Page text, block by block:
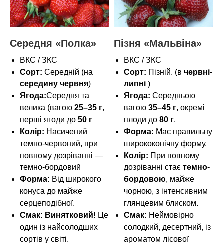
Середня «Полка»
ВКС / ЗКС
Сорт: Середній (на
середину червня)
Ягода:Середня та
велика (вагою 25–35 г,
перші ягоди до 50 г
Колір: Насичений
темно-червоний, при
повному дозріванні —
темно-бордовий
Форма: Від широкого
конуса до майже
серцеподібної.
Смак: Винятковий! Це
один із найсолодших
сортів у світі.
Пізня «Мальвіна»
ВКС / ЗКС
Сорт: Пізній. (в червні-
липні )
Ягода: Середньою
вагою 35–45 г, окремі
плоди до 80 г.
Форма: Має правильну
ширококонічну форму.
Колір: При повному
дозріванні стає темно-
бордовою, майже
чорною, з інтенсивним
глянцевим блиском.
Смак: Неймовірно
солодкий, десертний, із
ароматом лісової